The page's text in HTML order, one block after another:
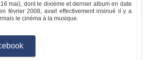
mai), dont le dixième et dernier album en date
février 2008, avait effectivement insinué il y a
le cinéma à la musique.